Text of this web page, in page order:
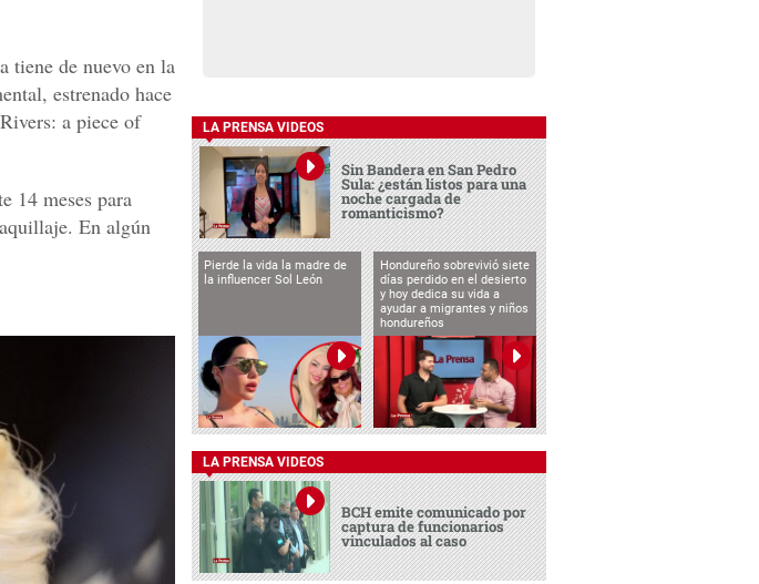
tiene de nuevo en la
estrenado hace
a piece of
14 meses para
En algún
LA PRENSA VIDEOS
Sin Bandera en San Pedro
Sula: ¿están listos para una
noche cargada de
romanticismo?
Pierde la vida la madre de
la influencer Sol León
Hondureño sobrevivió siete
días perdido en el desierto
y hoy dedica su vida a
ayudar a migrantes y niños
hondureños
LA PRENSA VIDEOS
BCH emite comunicado por
captura de funcionarios
vinculados al caso